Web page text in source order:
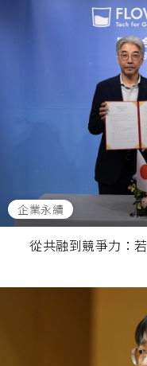
企業永續
從共融到競爭力：